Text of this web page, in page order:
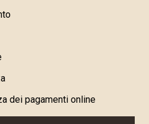
dei pagamenti online